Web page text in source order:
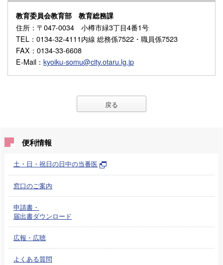
教育委員会教育部 教育総務課
住所 ：〒047-0034 小樽市緑3丁目4番1号
TEL ：0134-32-4111内線 総務係7522・職員係7523
FAX ：0134-33-6608
E-Mail ： kyoiku-somu@city.otaru.lg.jp
戻る
便利情報
土・日・祝日の日中の当番医
窓口のご案内
申請書・
届出書ダウンロード
広報・広聴
よくある質問